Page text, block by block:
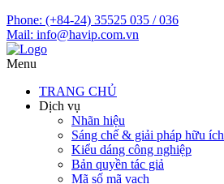
Phone: (+84-24) 35525 035 / 036
Mail: info@havip.com.vn
Menu
TRANG CHỦ
Dịch vụ
Nhãn hiệu
Sáng chế & giải pháp hữu ích
Kiểu dáng công nghiệp
Bản quyền tác giả
Mã số mã vạch